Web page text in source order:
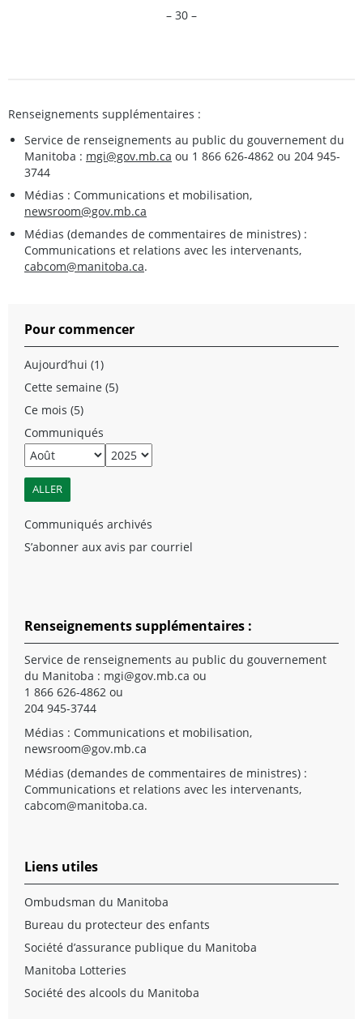
– 30 –
Renseignements supplémentaires :
Service de renseignements au public du gouvernement du
Manitoba : mgi@gov.mb.ca ou 1 866 626-4862 ou 204 945-
3744
Médias : Communications et mobilisation,
newsroom@gov.mb.ca
Médias (demandes de commentaires de ministres) :
Communications et relations avec les intervenants,
cabcom@manitoba.ca.
Pour commencer
Aujourd’hui (1)
Cette semaine (5)
Ce mois (5)
Communiqués
Communiqués archivés
S’abonner aux avis par courriel
Renseignements supplémentaires :
Service de renseignements au public du gouvernement
du Manitoba : mgi@gov.mb.ca ou
1 866 626-4862 ou
204 945-3744
Médias : Communications et mobilisation,
newsroom@gov.mb.ca
Médias (demandes de commentaires de ministres) :
Communications et relations avec les intervenants,
cabcom@manitoba.ca.
Liens utiles
Ombudsman du Manitoba
Bureau du protecteur des enfants
Société d’assurance publique du Manitoba
Manitoba Lotteries
Société des alcools du Manitoba